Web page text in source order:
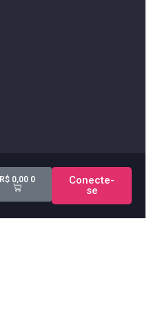
R$0,00 0
Conecte-
se